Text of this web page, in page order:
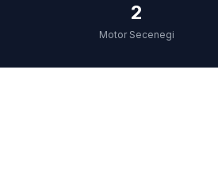
2
Motor Secenegi